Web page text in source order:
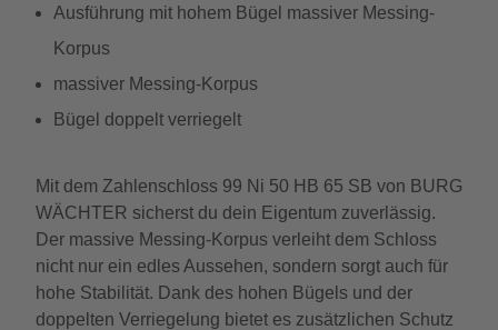
Ausführung mit hohem Bügel massiver Messing-
Korpus
massiver Messing-Korpus
Bügel doppelt verriegelt
Mit dem Zahlenschloss 99 Ni 50 HB 65 SB von BURG
WÄCHTER sicherst du dein Eigentum zuverlässig.
Der massive Messing-Korpus verleiht dem Schloss
nicht nur ein edles Aussehen, sondern sorgt auch für
hohe Stabilität. Dank des hohen Bügels und der
doppelten Verriegelung bietet es zusätzlichen Schutz